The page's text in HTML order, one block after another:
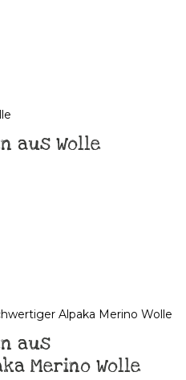
aus Wolle
aus
Merino Wolle